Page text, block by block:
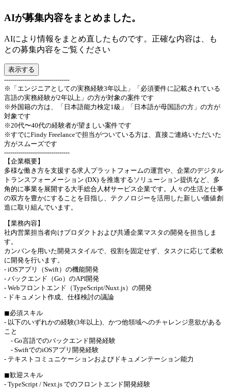
AIが募集内容をまとめました。
AIにより情報をまとめ直したものです。正確な内容は、も
との募集内容をご覧ください
表示する
--------------------------------
※「エンジニアとしての実務経験3年以上」「必須要件に記載されている
言語の実務経験が2年以上」の方が対象の案件です
※外国籍の方は、「日本語能力検定1級」「日本語が母国語の方」の方が
対象です
※20代〜40代の経験者が望ましい案件です
※すでにFindy Freelanceで担当がついている方は、直接ご連絡いただいた
方がスムーズです
--------------------------------
【企業概要】
多様な働き方を支援する求人プラットフォームの運営や、企業のデジタル
トランスフォーメーション (DX) を推進するソリューション提供など、多
角的に事業を展開する大手総合人材サービス企業です。人々の生活と仕事
の双方を豊かにすることを目指し、テクノロジーを活用した新しい価値創
造に取り組んでいます。
【業務内容】
社内営業担当者向けプロダクトおよび共通企業マスタの開発を担当しま
す。
カンバンを用いた開発スタイルで、役割を固定せず、タスクに応じて柔軟
に開発を行います。
- iOSアプリ（Swift）の機能開発
- バックエンド（Go）のAPI開発
- Webフロントエンド（TypeScript/Nuxt.js）の開発
- ドキュメント作成、仕様検討の議論
◼︎必須スキル
- 以下のいずれかの経験(3年以上)、かつ他領域へのチャレンジ意欲がある
こと
- Go言語でのバックエンド開発経験
- SwiftでのiOSアプリ開発経験
- テキストコミュニケーションおよびドキュメンテーション能力
◼︎歓迎スキル
- TypeScript / Next.js でのフロントエンド開発経験